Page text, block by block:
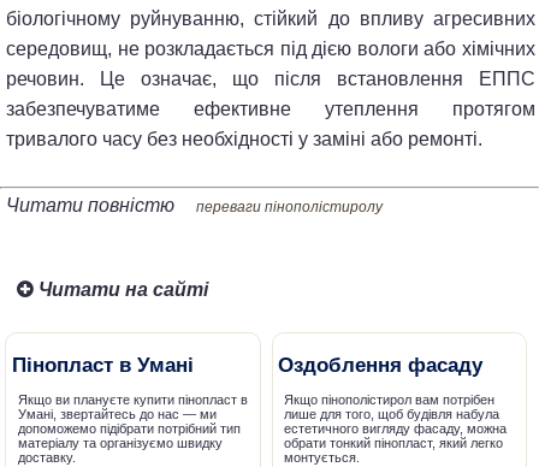
біологічному руйнуванню, стійкий до впливу агресивних
середовищ, не розкладається під дією вологи або хімічних
речовин. Це означає, що після встановлення ЕППС
забезпечуватиме ефективне утеплення протягом
тривалого часу без необхідності у заміні або ремонті.
Читати повністю переваги пінополістиролу
Читати на сайті
Пінопласт в Умані
Якщо ви плануєте купити пінопласт в
Умані, звертайтесь до нас — ми
допоможемо підібрати потрібний тип
матеріалу та організуємо швидку
доставку.
Оздоблення фасаду
Якщо пінополістирол вам потрібен
лише для того, щоб будівля набула
естетичного вигляду фасаду, можна
обрати тонкий пінопласт, який легко
монтується.